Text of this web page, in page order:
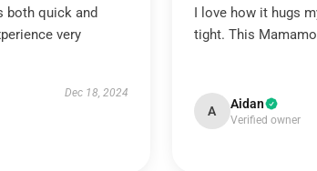
both quick and
very
Dec 18, 2024
I love how it hugs
tight. This
A Aidan
Verified owner